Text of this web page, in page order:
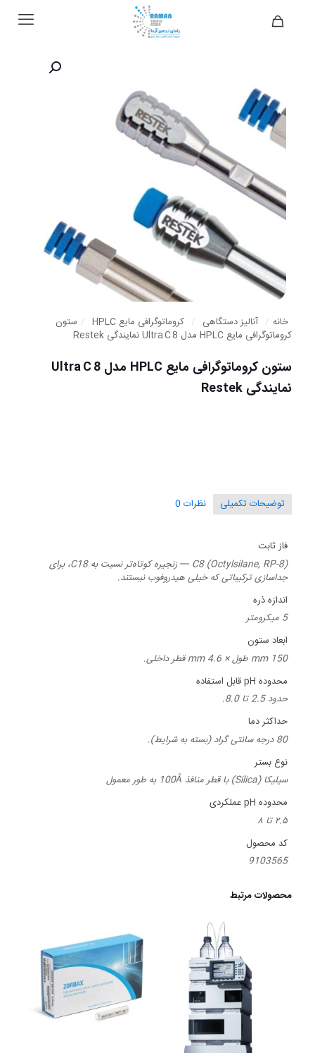
خانه / آنالیز دستگاهی / کروماتوگرافی مایع HPLC / ستون
کروماتوگرافی مایع HPLC مدل 8 Ultra C نمایندگی Restek
ستون کروماتوگرافی مایع HPLC مدل 8 Ultra C
نمایندگی Restek
توضیحات تکمیلی نظرات 0
فاز ثابت
C8 (Octylsilane, RP-8) — زنجیره کوتاه‌تر نسبت به C18، برای
جداسازی ترکیباتی که خیلی هیدروفوب نیستند.
اندازه ذره
5 میکرومتر
ابعاد ستون
150 mm طول × 4.6 mm قطر داخلی.
محدوده pH قابل استفاده
حدود 2.5 تا 8.0.
حداکثر دما
80 درجه سانتی گراد (بسته به شرایط).
نوع بستر
سیلیکا (Silica) با قطر منافذ 100Å به طور معمول
محدوده pH عملکردی
۲.۵ تا ۸
کد محصول
9103565
محصولات مرتبط